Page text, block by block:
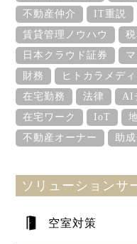
不動産仲介
IT重説
賃貸管理ノウハウ
日本クラウド証券
財務
ヒトカラメディ
在宅勤務
法律 AI
在宅ワーク
IoT
不動産オーナー
助
ソリューションサ
空室対策